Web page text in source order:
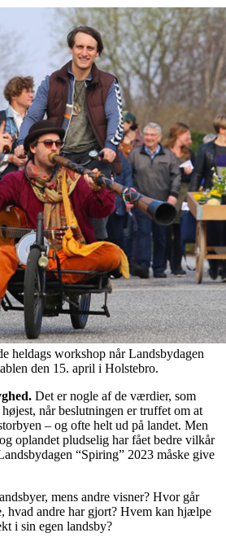
heldags workshop når Landsbydagen
den 15. april i Holstebro.
Det er nogle af de værdier, som
når beslutningen er truffet om at
– og ofte helt ud på landet. Men
oplandet pludselig har fået bedre vilkår
“Spiring” 2023 måske give
mens andre visner? Hvor går
hvad andre har gjort? Hvem kan hjælpe
i sin egen landsby?